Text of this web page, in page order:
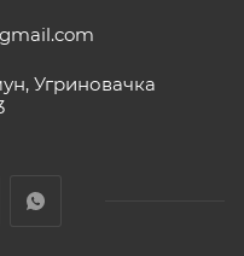
Угриновачка